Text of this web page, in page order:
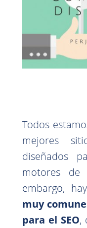
Todos
mejores
diseñados
motores de
embargo,
muy
para el SEO,